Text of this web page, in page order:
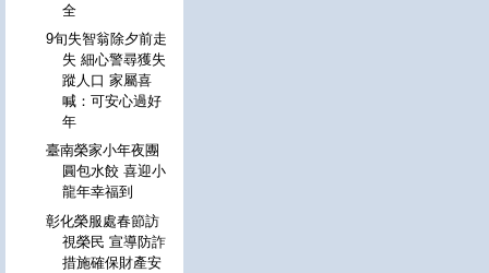
全
9旬失智翁除夕前走
失 細心警尋獲失
蹤人口 家屬喜
喊：可安心過好
年
臺南榮家小年夜團
圓包水餃 喜迎小
龍年幸福到
彰化榮服處春節訪
視榮民 宣導防詐
措施確保財產安